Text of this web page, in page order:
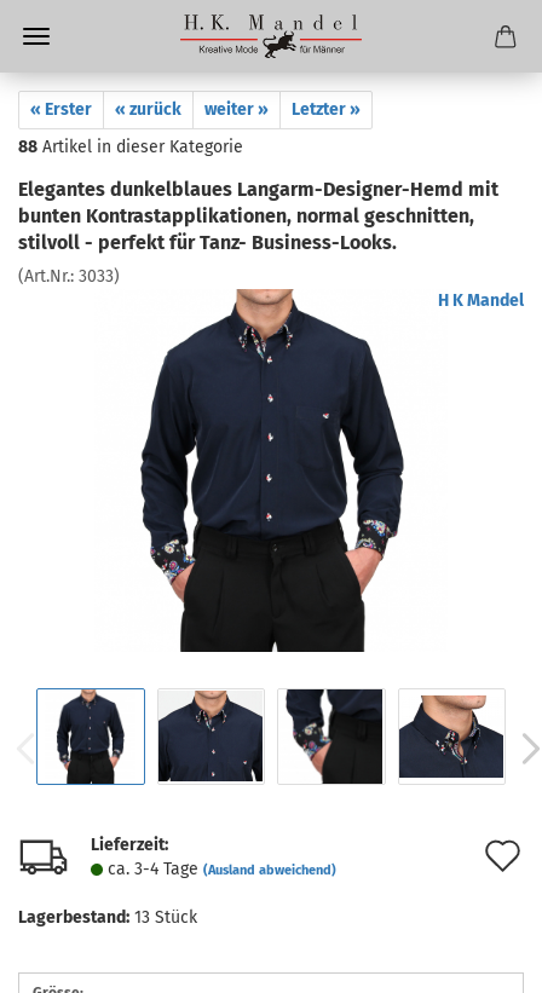
« Erster « zurück weiter »
Letzter »
88 Artikel in dieser Kategorie
Elegantes dunkelblaues Langarm-Designer-Hemd mit
bunten Kontrastapplikationen, normal geschnitten,
stilvoll - perfekt für Tanz- Business-Looks.
(Art.Nr.: 3033)
H K Mandel
Lieferzeit:
ca. 3-4 Tage (Ausland abweichend)
Lagerbestand: 13 Stück